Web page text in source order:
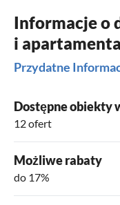
Informacje o
i
Przydatne
Dostępne obiekty
12 ofert
Możliwe rabaty
do 17%